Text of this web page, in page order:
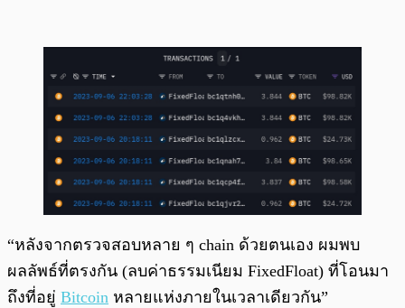
“หลังจากตรวจสอบหลาย ๆ chain ด้วยตนเอง ผมพบ
ผลลัพธ์ที่ตรงกัน (ลบค่าธรรมเนียม FixedFloat) ที่โอนมา
ถึงที่อยู่ Bitcoin หลายแห่งภายในเวลาเดียวกัน”